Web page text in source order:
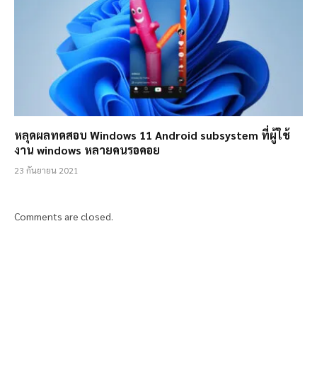
หลุดผลทดสอบ Windows 11 Android subsystem ที่ผู้ใช้
งาน windows หลายคนรอคอย
23 กันยายน 2021
Comments are closed.